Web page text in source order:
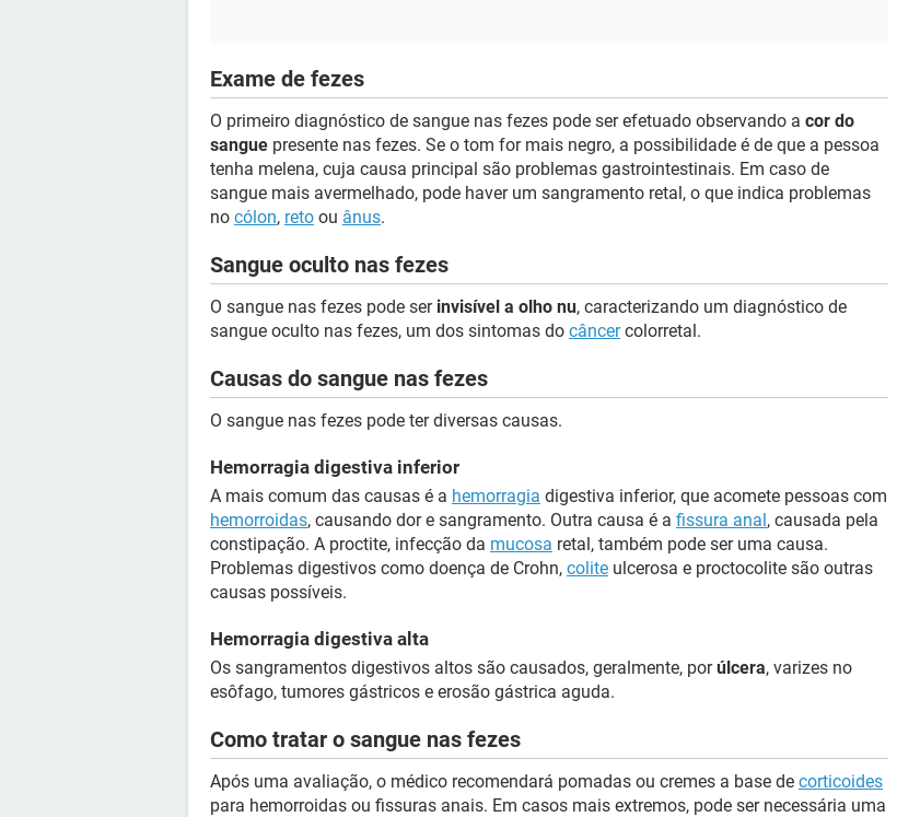
Exame de fezes
O primeiro diagnóstico de sangue nas fezes pode ser efetuado observando a cor do
sangue presente nas fezes. Se o tom for mais negro, a possibilidade é de que a pessoa
tenha melena, cuja causa principal são problemas gastrointestinais. Em caso de
sangue mais avermelhado, pode haver um sangramento retal, o que indica problemas
no cólon, reto ou ânus.
Sangue oculto nas fezes
O sangue nas fezes pode ser invisível a olho nu, caracterizando um diagnóstico de
sangue oculto nas fezes, um dos sintomas do câncercolorretal.
Causas do sangue nas fezes
O sangue nas fezes pode ter diversas causas.
Hemorragia digestiva inferior
A mais comum das causas é a hemorragia digestiva inferior, que acomete pessoas com
hemorroidas, causando dor e sangramento. Outra causa é a fissura anal, causada pela
constipação. A proctite, infecção da mucosa retal, também pode ser uma causa.
Problemas digestivos como doença de Crohn, colite ulcerosa e proctocolite são outras
causas possíveis.
Hemorragia digestiva alta
Os sangramentos digestivos altos são causados, geralmente, porúlcera, varizes no
esôfago, tumores gástricos e erosão gástrica aguda.
Como tratar o sangue nas fezes
Após uma avaliação, o médico recomendará pomadas ou cremes a base de corticoides
para hemorroidas ou fissuras anais. Em casos mais extremos, pode ser necessária uma